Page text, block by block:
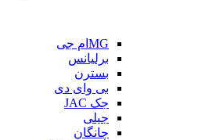
MGام جی
برلیانس
بسترن
بی وای دی
جک JAC
جیلی
چانگان